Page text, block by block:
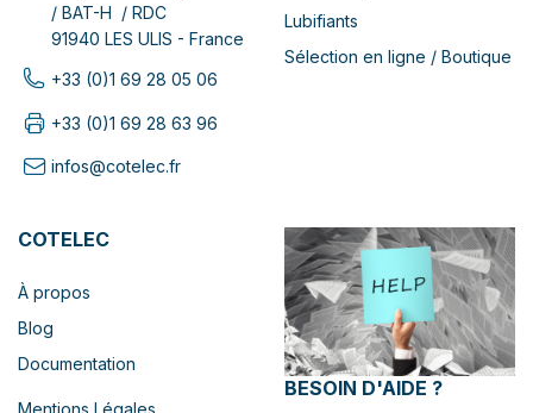
/ BAT-H / RDC
91940 LES ULIS - France
+33 (0)1 69 28 05 06
+33 (0)1 69 28 63 96
infos@cotelec.fr
Lubifiants
Sélection en ligne / Boutique
COTELEC
À propos
Blog
Documentation
BESOIN D'AIDE ?